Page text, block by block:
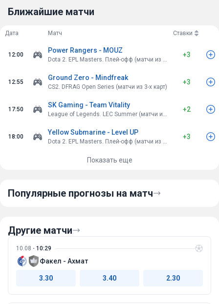
Ближайшие матчи
Дата Матч Ставки
12:00
Power Rangers - MOUZ
Dota 2. EPL Masters. Плей-офф (матчи из 3-х карт)
+3
12:55
Ground Zero - Mindfreak
CS2. DFRAG Open Series (матчи из 3-х карт)
+3
17:50
SK Gaming - Team Vitality
League of Legends. LEC Summer (матчи из 3-х карт)
+2
18:00
Yellow Submarine - Level UP
Dota 2. EPL Masters. Плей-офф (матчи из 3-х карт)
+3
Показать еще
Популярные прогнозы на матч
Другие матчи
10.08 10:29
Факел - Ахмат
3.30 3.40 2.30